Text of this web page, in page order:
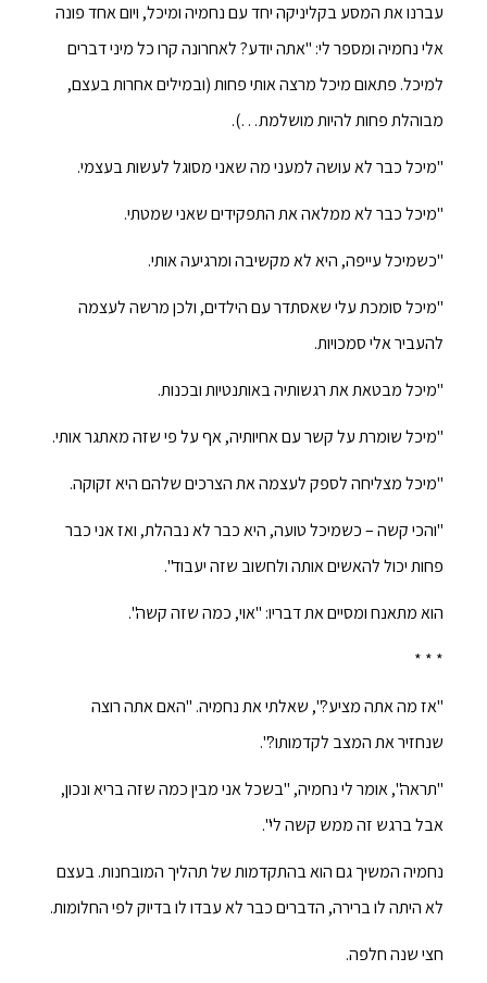
עברנו את המסע בקליניקה יחד עם נחמיה ומיכל, ויום אחד פונה
אלי נחמיה ומספר לי: "אתה יודע? לאחרונה קרו כל מיני דברים
למיכל. פתאום מיכל מרצה אותי פחות (ובמילים אחרות בעצם,
מבוהלת פחות להיות מושלמת…).
"מיכל כבר לא עושה למעני מה שאני מסוגל לעשות בעצמי.
"מיכל כבר לא ממלאה את התפקידים שאני שמטתי.
"כשמיכל עייפה, היא לא מקשיבה ומרגיעה אותי.
"מיכל סומכת עלי שאסתדר עם הילדים, ולכן מרשה לעצמה
להעביר אלי סמכויות.
"מיכל מבטאת את רגשותיה באותנטיות ובכנות.
"מיכל שומרת על קשר עם אחיותיה, אף על פי שזה מאתגר אותי.
"מיכל מצליחה לספק לעצמה את הצרכים שלהם היא זקוקה.
"והכי קשה – כשמיכל טועה, היא כבר לא נבהלת, ואז אני כבר
פחות יכול להאשים אותה ולחשוב שזה יעבוד".
הוא מתאנח ומסיים את דבריו: "אוי, כמה שזה קשה".
* * *
"אז מה אתה מציע?", שאלתי את נחמיה. "האם אתה רוצה
שנחזיר את המצב לקדמותו?".
"תראה", אומר לי נחמיה, "בשכל אני מבין כמה שזה בריא ונכון,
אבל ברגש זה ממש קשה לי".
נחמיה המשיך גם הוא בהתקדמות של תהליך המובחנות. בעצם
לא היתה לו ברירה, הדברים כבר לא עבדו לו בדיוק לפי החלומות.
חצי שנה חלפה.